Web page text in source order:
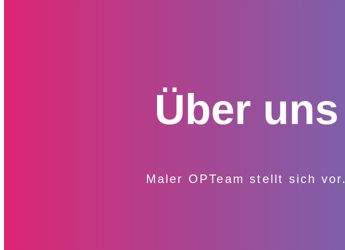
Über uns
Maler OPTeam stellt sich vor.